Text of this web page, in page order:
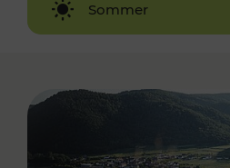
Sommer
Winter